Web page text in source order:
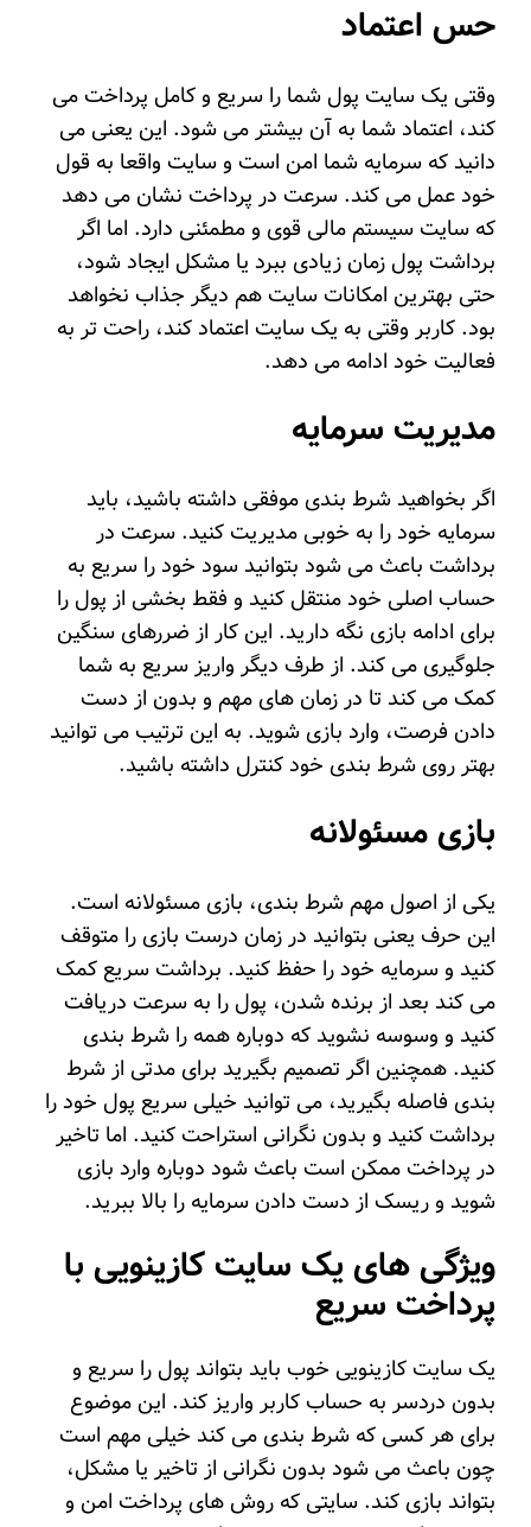
حس اعتماد
وقتی یک سایت پول شما را سریع و کامل پرداخت می
کند، اعتماد شما به آن بیشتر می شود. این یعنی می
دانید که سرمایه شما امن است و سایت واقعا به قول
خود عمل می کند. سرعت در پرداخت نشان می دهد
که سایت سیستم مالی قوی و مطمئنی دارد. اما اگر
برداشت پول زمان زیادی ببرد یا مشکل ایجاد شود،
حتی بهترین امکانات سایت هم دیگر جذاب نخواهد
بود. کاربر وقتی به یک سایت اعتماد کند، راحت تر به
فعالیت خود ادامه می دهد.
مدیریت سرمایه
اگر بخواهید شرط بندی موفقی داشته باشید، باید
سرمایه خود را به خوبی مدیریت کنید. سرعت در
برداشت باعث می شود بتوانید سود خود را سریع به
حساب اصلی خود منتقل کنید و فقط بخشی از پول را
برای ادامه بازی نگه دارید. این کار از ضررهای سنگین
جلوگیری می کند. از طرف دیگر واریز سریع به شما
کمک می کند تا در زمان های مهم و بدون از دست
دادن فرصت، وارد بازی شوید. به این ترتیب می توانید
بهتر روی شرط بندی خود کنترل داشته باشید.
بازی مسئولانه
یکی از اصول مهم شرط بندی، بازی مسئولانه است.
این حرف یعنی بتوانید در زمان درست بازی را متوقف
کنید و سرمایه خود را حفظ کنید. برداشت سریع کمک
می کند بعد از برنده شدن، پول را به سرعت دریافت
کنید و وسوسه نشوید که دوباره همه را شرط بندی
کنید. همچنین اگر تصمیم بگیرید برای مدتی از شرط
بندی فاصله بگیرید، می توانید خیلی سریع پول خود را
برداشت کنید و بدون نگرانی استراحت کنید. اما تاخیر
در پرداخت ممکن است باعث شود دوباره وارد بازی
شوید و ریسک از دست دادن سرمایه را بالا ببرید.
ویژگی‌ های یک سایت کازینویی با
پرداخت سریع
یک سایت کازینویی خوب باید بتواند پول را سریع و
بدون دردسر به حساب کاربر واریز کند. این موضوع
برای هر کسی که شرط بندی می کند خیلی مهم است
چون باعث می شود بدون نگرانی از تاخیر یا مشکل،
بتواند بازی کند. سایتی که روش های پرداخت امن و